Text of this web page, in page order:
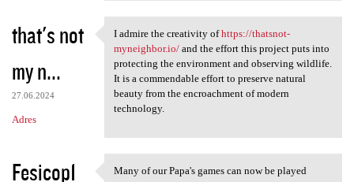
that's not
my n...
27.06.2024
Adres
I admire the creativity of
I admire the creativity ofhttps://thatsnot-
myneighbor.io/and the effort this project puts into
protecting the environment and observing wildlife.
It is a commendable effort to preserve natural
beauty from the encroachment of modern
technology.
Fesicop1
Many of our Papa's games can now be played